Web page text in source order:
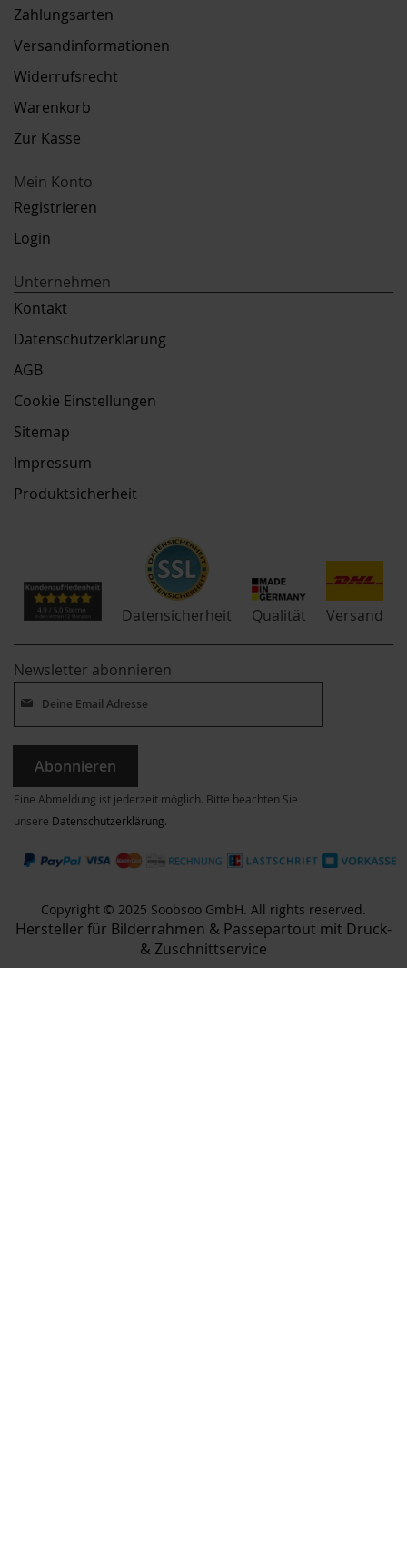
Zahlungsarten
Versandinformationen
Widerrufsrecht
Warenkorb
Zur Kasse
Mein Konto
Registrieren
Login
Unternehmen
Kontakt
Datenschutzerklärung
AGB
Cookie Einstellungen
Sitemap
Impressum
Produktsicherheit
Datensicherheit Qualität Versand
Newsletter abonnieren
Abonnieren
Eine Abmeldung ist jederzeit möglich. Bitte beachten Sie
unsere Datenschutzerklärung.
Copyright © 2025 Soobsoo GmbH. All rights reserved.
Hersteller für Bilderrahmen & Passepartout mit Druck-
& Zuschnittservice